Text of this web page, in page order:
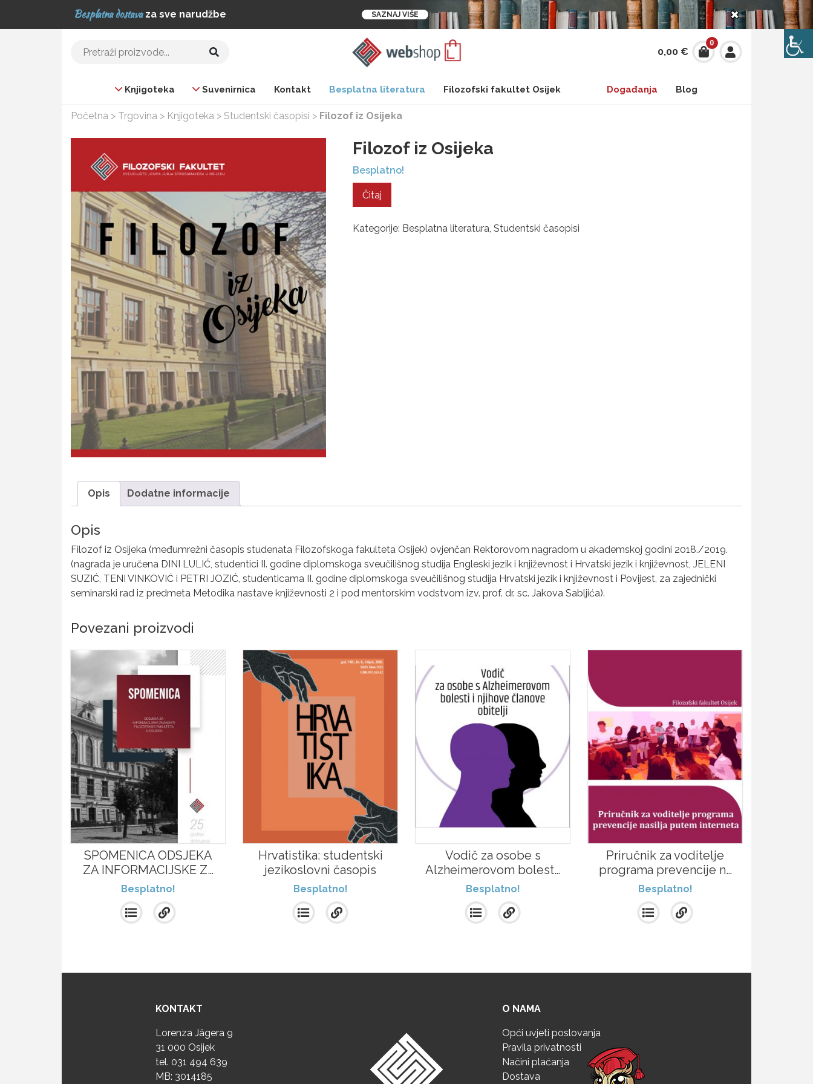
Besplatna dostavaza sve narudžbe SAZNAJ VIŠE ×
Pretraži: 0,00 €
0
Knjigoteka Suvenirnica Kontakt Besplatna literatura Filozofski fakultet Osijek Blog
Događanja
Početna > Trgovina > Knjigoteka > Studentski časopisi > Filozof iz Osijeka
Filozof iz Osijeka
Besplatno!
Čitaj
Kategorije: Besplatna literatura,Studentski časopisi
Opis Dodatne informacije
Opis
Filozof iz Osijeka (međumrežni časopis studenata Filozofskoga fakulteta Osijek) ovjenčan Rektorovom nagradom u akademskoj godini 2018./2019.
(nagrada je uručena DINI LULIĆ, studentici II. godine diplomskoga sveučilišnog studija Engleski jezik i književnost i Hrvatski jezik i književnost, JELENI
SUZIĆ, TENI VINKOVIĆ i PETRI JOZIĆ, studenticama II. godine diplomskoga sveučilišnog studija Hrvatski jezik i književnost i Povijest, za zajednički
seminarski rad iz predmeta Metodika nastave književnosti 2 i pod mentorskim vodstvom izv. prof. dr. sc. Jakova Sabljića).
Povezani proizvodi
SPOMENICA ODSJEKA
ZA INFORMACIJSKE Z…
Besplatno!
Hrvatistika: studentski
jezikoslovni časopis
Besplatno!
Vodič za osobe s
Alzheimerovom bolest…
Besplatno!
Priručnik za voditelje
programa prevencije n…
Besplatno!
KONTAKT
Lorenza Jägera 9
31 000 Osijek
tel. 031 494 639
MB: 3014185
O NAMA
Opći uvjeti poslovanja
Pravila privatnosti
Načini plaćanja
Dostava